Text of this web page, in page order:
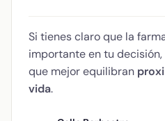
Si tienes claro que la
importante en tu
que mejor equilibran
vida.